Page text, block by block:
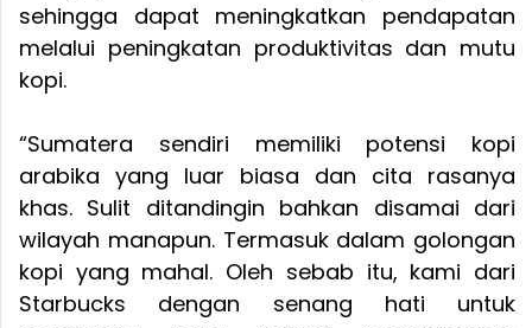
sehingga dapat meningkatkan pendapatan
melalui peningkatan produktivitas dan mutu
kopi.
“Sumatera sendiri memiliki potensi kopi
arabika yang luar biasa dan cita rasanya
khas. Sulit ditandingin bahkan disamai dari
wilayah manapun. Termasuk dalam golongan
kopi yang mahal. Oleh sebab itu, kami dari
Starbucks dengan senang hati untuk